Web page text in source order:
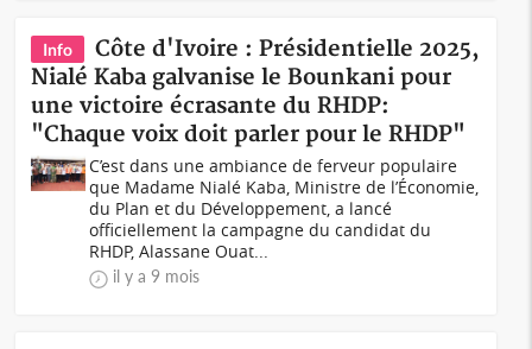
Info
Côte d'Ivoire : Présidentielle 2025,
Nialé Kaba galvanise le Bounkani pour
une victoire écrasante du RHDP:
"Chaque voix doit parler pour le RHDP"
C’est dans une ambiance de ferveur populaire
que Madame Nialé Kaba, Ministre de l’Économie,
du Plan et du Développement, a lancé
officiellement la campagne du candidat du
RHDP, Alassane Ouat...
il y a 9 mois